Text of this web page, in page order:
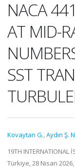
NACA
AT MID-
SST
Kovaytan G.,Aydın Ş.
19TH INTERNATIONAL
Türkiye, 28 Nisan